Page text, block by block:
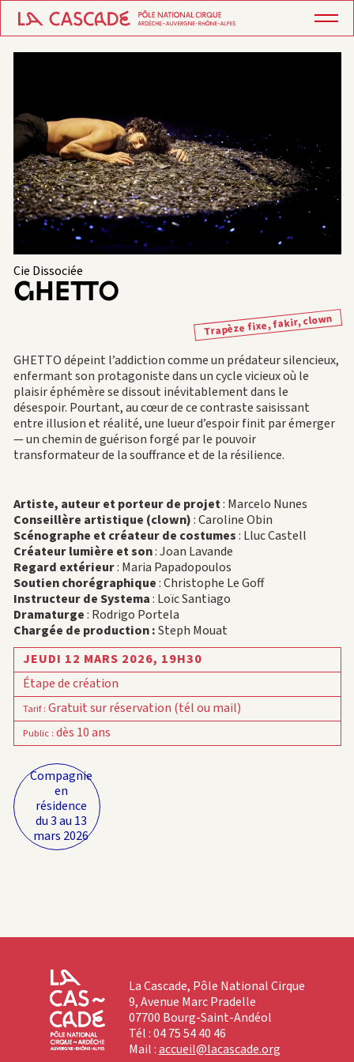
Cie Dissociée
GHETTO
Trapèze fixe, fakir, clown
GHETTO dépeint l’addiction comme un prédateur silencieux,
enfermant son protagoniste dans un cycle vicieux où le
plaisir éphémère se dissout inévitablement dans le
désespoir. Pourtant, au cœur de ce contraste saisissant
entre illusion et réalité, une lueur d’espoir finit par émerger
— un chemin de guérison forgé par le pouvoir
transformateur de la souffrance et de la résilience.
Artiste, auteur et porteur de projet: Marcelo Nunes
Conseillère artistique (clown): Caroline Obin
Scénographe et créateur de costumes: Lluc Castell
Créateur lumière et son: Joan Lavande
Regard extérieur: Maria Papadopoulos
Soutien chorégraphique: Christophe Le Goff
Instructeur de Systema: Loïc Santiago
Dramaturge: Rodrigo Portela
Chargée de production :Steph Mouat
JEUDI 12 MARS 2026, 19H30
Étape de création
Tarif: Gratuit sur réservation (tél ou mail)
Public: dès 10 ans
Compagnie
en
résidence
du 3 au 13
mars 2026
La Cascade, Pôle National Cirque
9, Avenue Marc Pradelle
07700 Bourg-Saint-Andéol
Tél : 04 75 54 40 46
Mail :accueil@lacascade.org